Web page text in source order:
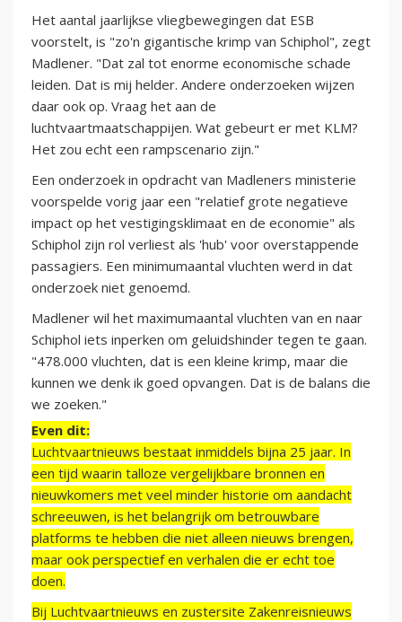
Het aantal jaarlijkse vliegbewegingen dat ESB
voorstelt, is "zo'n gigantische krimp van Schiphol", zegt
Madlener. "Dat zal tot enorme economische schade
leiden. Dat is mij helder. Andere onderzoeken wijzen
daar ook op. Vraag het aan de
luchtvaartmaatschappijen. Wat gebeurt er met KLM?
Het zou echt een rampscenario zijn."
Een onderzoek in opdracht van Madleners ministerie
voorspelde vorig jaar een "relatief grote negatieve
impact op het vestigingsklimaat en de economie" als
Schiphol zijn rol verliest als 'hub' voor overstappende
passagiers. Een minimumaantal vluchten werd in dat
onderzoek niet genoemd.
Madlener wil het maximumaantal vluchten van en naar
Schiphol iets inperken om geluidshinder tegen te gaan.
"478.000 vluchten, dat is een kleine krimp, maar die
kunnen we denk ik goed opvangen. Dat is de balans die
we zoeken."
Even dit:
Luchtvaartnieuws bestaat inmiddels bijna 25 jaar. In
een tijd waarin talloze vergelijkbare bronnen en
nieuwkomers met veel minder historie om aandacht
schreeuwen, is het belangrijk om betrouwbare
platforms te hebben die niet alleen nieuws brengen,
maar ook perspectief en verhalen die er echt toe
doen.
Bij Luchtvaartnieuws en zustersite Zakenreisnieuws